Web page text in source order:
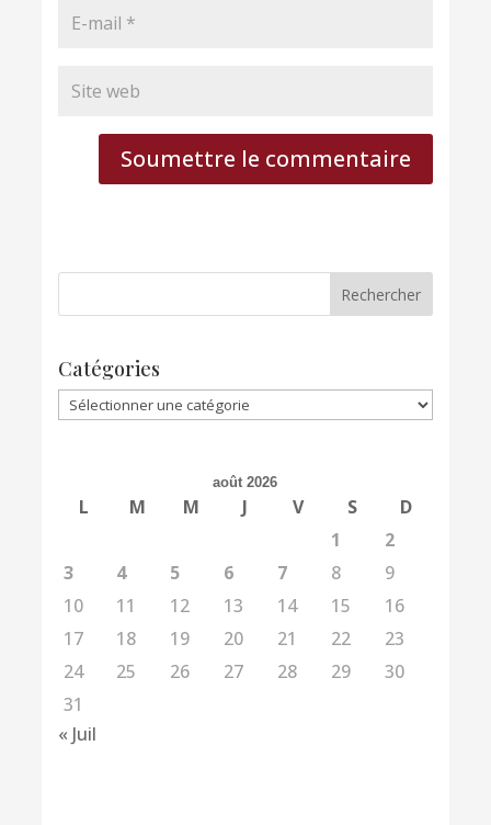
Soumettre le commentaire
Catégories
Catégories
août 2026
L M M J V S
D
1
2
3
4 5 6 7 8
9
10
11 12 13 14 15
16
17
18 19 20 21 22
23
24
25 26 27 28 29
30
31
« Juil